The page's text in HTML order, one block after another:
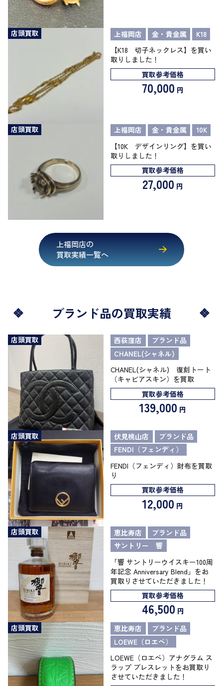
店頭買取 上福岡店 金・貴金属
K18
【K18 切子ネックレス】を買い
取りしました！
買取参考価格
70,000 円
店頭買取 上福岡店 金・貴金属
10K
【10K デザインリング】を買い
取りしました！
買取参考価格
27,000 円
上福岡店の
買取実績一覧へ
ブランド品の買取実績
店頭買取 西荻窪店
ブランド品
CHANEL(シャネル)
CHANEL(シャネル) 復刻トート
（キャビアスキン）を買取
買取参考価格
139,000 円
店頭買取 伏見桃山店
ブランド品
FENDI（フェンディ）
FENDI（フェンディ）財布を買取
り
買取参考価格
12,000 円
店頭買取 恵比寿店
ブランド品
サントリー 響
「響 サントリーウイスキー100周
年記念 Anniversary Blend」をお
買取りさせていただきました！
買取参考価格
46,500 円
店頭買取
恵比寿店
ブランド品
LOEWE（ロエベ）
LOEWE（ロエベ）アナグラム ス
ラップ ブレスレットをお買取り
させていただきました！